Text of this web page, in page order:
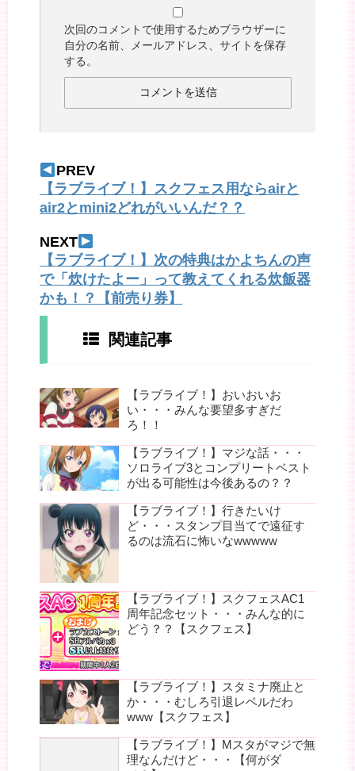
次回のコメントで使用するためブラウザーに
自分の名前、メールアドレス、サイトを保存
する。
PREV
【ラブライブ！】スクフェス用ならairと
air2とmini2どれがいいんだ？？
NEXT
【ラブライブ！】次の特典はかよちんの声
で「炊けたよー」って教えてくれる炊飯器
かも！？【前売り券】
関連記事
【ラブライブ！】おいおいお
い・・・みんな要望多すぎだ
ろ！！
【ラブライブ！】マジな話・・・
ソロライブ3とコンプリートベスト
が出る可能性は今後あるの？？
【ラブライブ！】行きたいけ
ど・・・スタンプ目当てで遠征す
るのは流石に怖いなwwwww
【ラブライブ！】スクフェスAC1
周年記念セット・・・みんな的に
どう？？【スクフェス】
【ラブライブ！】スタミナ廃止と
か・・・むしろ引退レベルだわ
www【スクフェス】
【ラブライブ！】Mスタがマジで無
理なんだけど・・・【何がダ